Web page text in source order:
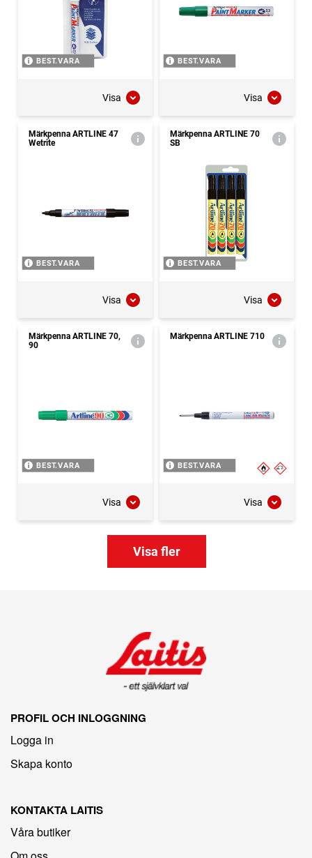
BEST.VARA
Visa
BEST.VARA
Visa
Märkpenna ARTLINE 47
Wetrite
BEST.VARA
Visa
Märkpenna ARTLINE 70
SB
BEST.VARA
Visa
Märkpenna ARTLINE 70,
90
BEST.VARA
Visa
Märkpenna ARTLINE 710
BEST.VARA
Visa
Visa fler
PROFIL OCH INLOGGNING
Logga in
Skapa konto
KONTAKTA LAITIS
Våra butiker